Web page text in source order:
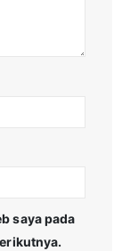
saya pada